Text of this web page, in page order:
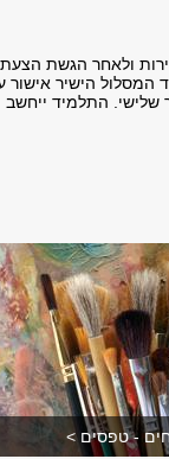
בבחינת הכשירות ולאחר הגשת הצעת
המסלול הישיר אישור
שלישי. התלמיד ייחשב
- טפסים >